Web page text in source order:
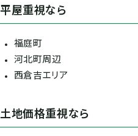
平屋重視なら
福庭町
河北町周辺
西倉吉エリア
土地価格重視なら